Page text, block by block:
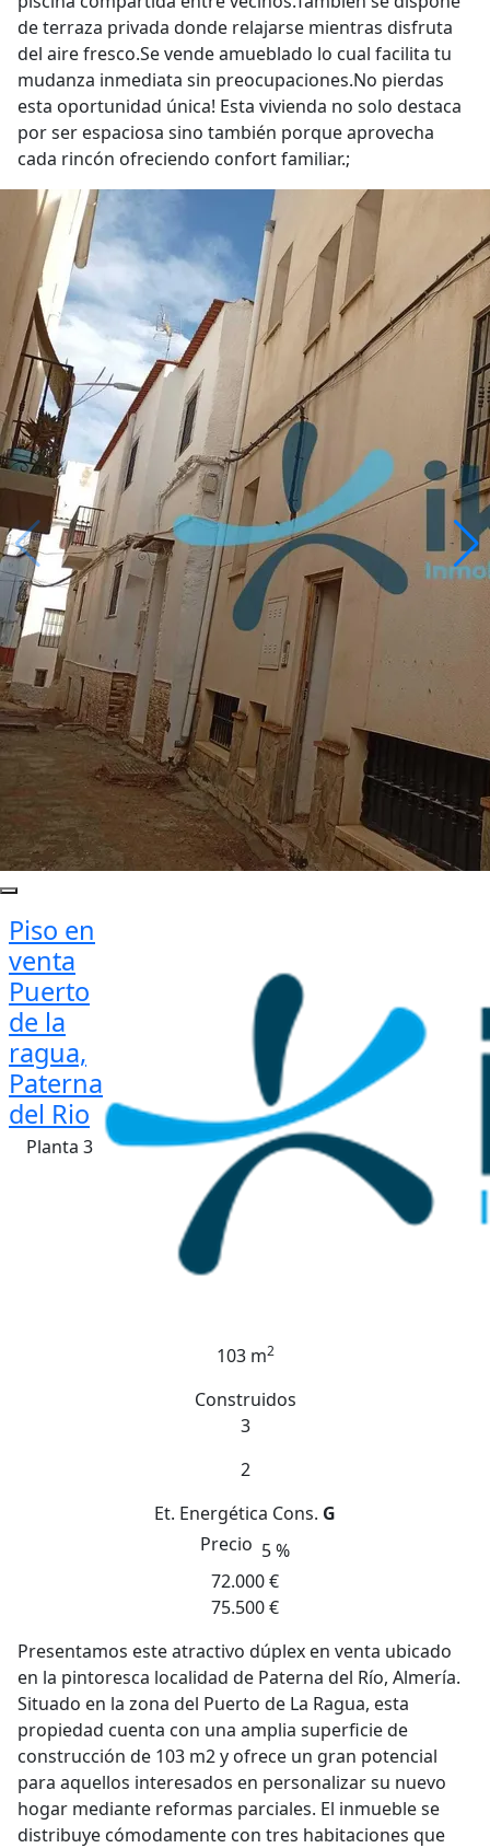
de terraza privada donde relajarse mientras disfruta
del aire fresco.Se vende amueblado lo cual facilita tu
mudanza inmediata sin preocupaciones.No pierdas
esta oportunidad única! Esta vivienda no solo destaca
por ser espaciosa sino también porque aprovecha
cada rincón ofreciendo confort familiar.;
Piso en
venta
Puerto
de la
ragua,
Paterna
del Rio
Planta 3
103 m2
Construidos
3
2
Et. Energética Cons. G
Precio 5 %
72.000 €
75.500 €
Presentamos este atractivo dúplex en venta ubicado
en la pintoresca localidad de Paterna del Río, Almería.
Situado en la zona del Puerto de La Ragua, esta
propiedad cuenta con una amplia superficie de
construcción de 103 m2 y ofrece un gran potencial
para aquellos interesados en personalizar su nuevo
hogar mediante reformas parciales. El inmueble se
distribuye cómodamente con tres habitaciones que